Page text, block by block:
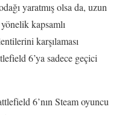
yaratmış olsa da, uzun
kapsamlı
karşılaması
6’ya sadece geçici
6’nın Steam oyuncu